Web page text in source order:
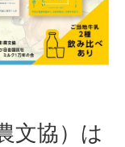
文協）は